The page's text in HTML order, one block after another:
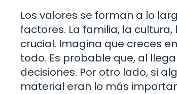
Los valores se forman a lo
factores. La familia, la
crucial. Imagina que creces
todo. Es probable que, al
decisiones. Por otro lado, si
material eran lo más